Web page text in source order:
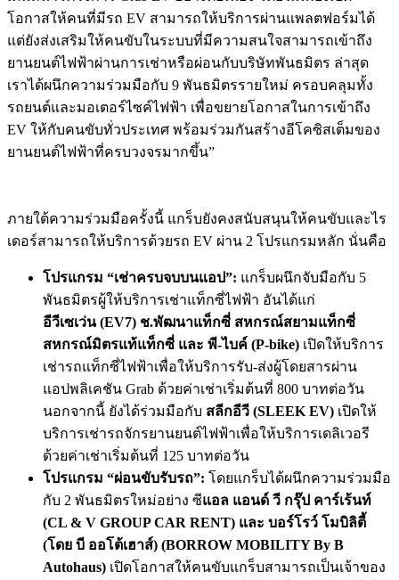
โอกาสให้คนที่มีรถ EV สามารถให้บริการผ่านแพลตฟอร์มได้
แต่ยังส่งเสริมให้คนขับในระบบที่มีความสนใจสามารถเข้าถึง
ยานยนต์ไฟฟ้าผ่านการเช่าหรือผ่อนกับบริษัทพันธมิตร ล่าสุด
เราได้ผนึกความร่วมมือกับ 9 พันธมิตรรายใหม่ ครอบคลุมทั้ง
รถยนต์และมอเตอร์ไซค์ไฟฟ้า เพื่อขยายโอกาสในการเข้าถึง
EV ให้กับคนขับทั่วประเทศ พร้อมร่วมกันสร้างอีโคซิสเต็มของ
ยานยนต์ไฟฟ้าที่ครบวงจรมากขึ้น”
ภายใต้ความร่วมมือครั้งนี้ แกร็บยังคงสนับสนุนให้คนขับและไร
เดอร์สามารถให้บริการด้วยรถ EV ผ่าน 2 โปรแกรมหลัก นั่นคือ
โปรแกรม “เช่าครบจบบนแอป”: แกร็บผนึกจับมือกับ 5
พันธมิตรผู้ให้บริการเช่าแท็กซี่ไฟฟ้า อันได้แก่
อีวีเซเว่น (EV7) ช.พัฒนาแท็กซี่ สหกรณ์สยามแท็กซี่
สหกรณ์มิตรแท้แท็กซี่ และ พี-ไบค์ (P-bike) เปิดให้บริการ
เช่ารถแท็กซี่ไฟฟ้าเพื่อให้บริการรับ-ส่งผู้โดยสารผ่าน
แอปพลิเคชัน Grab ด้วยค่าเช่าเริ่มต้นที่ 800 บาทต่อวัน
นอกจากนี้ ยังได้ร่วมมือกับ สลีกอีวี (SLEEK EV) เปิดให้
บริการเช่ารถจักรยานยนต์ไฟฟ้าเพื่อให้บริการเดลิเวอรี
ด้วยค่าเช่าเริ่มต้นที่ 125 บาทต่อวัน
โปรแกรม “ผ่อนขับรับรถ”: โดยแกร็บได้ผนึกความร่วมมือ
กับ 2 พันธมิตรใหม่อย่าง ซีแอล แอนด์ วี กรุ๊ป คาร์เร้นท์
(CL & V GROUP CAR RENT) และ บอร์โรว์ โมบิลิตี้
(โดย บี ออโต้เฮาส์) (BORROW MOBILITY By B
Autohaus) เปิดโอกาสให้คนขับแกร็บสามารถเป็นเจ้าของ